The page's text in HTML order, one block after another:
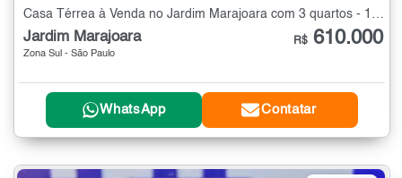
Casa Térrea à Venda no Jardim Marajoara com 3 quartos - 145 m²
Jardim Marajoara
Zona Sul - São Paulo
R$ 610.000
WhatsApp Contatar